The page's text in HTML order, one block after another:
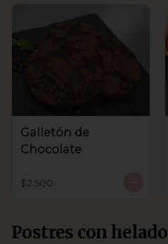
Galletón de
Chocolate
$2.500
Postres con helado